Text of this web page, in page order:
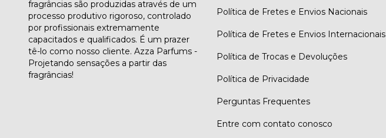
fragrâncias são produzidas através de um
processo produtivo rigoroso, controlado
por profissionais extremamente
capacitados e qualificados. É um prazer
tê-lo como nosso cliente. Azza Parfums -
Projetando sensações a partir das
fragrâncias!
Política de Fretes e Envios Nacionais
Política de Fretes e Envios Internacionais
Política de Trocas e Devoluções
Política de Privacidade
Perguntas Frequentes
Entre com contato conosco